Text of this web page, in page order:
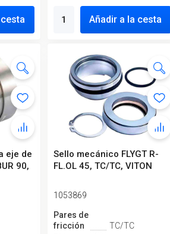
Añadir a la cesta
eje de
90,
Sello mecánico FLYGT R-
FL.OL 45, TC/TC, VITON
1053869
Pares de
fricción
TC/TC